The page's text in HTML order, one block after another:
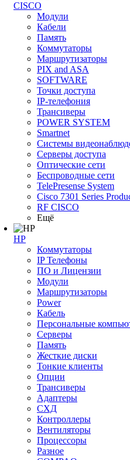
CISCO
Модули
Кабели
Память
Коммутаторы
Маршрутизаторы
PIX and ASA
SOFTWARE
Точки доступа
IP-телефония
Трансиверы
POWER SYSTEM
Smartnet
Системы
Серверы доступа
Оптические сети
Беспроводные сети
TelePresense System
Cisco 7301 Series
RF CISCO
Ещё
HP
Коммутаторы
IP Телефоны
ПО и Лицензии
Модули
Маршрутизаторы
Power
Кабель
Персональные
Серверы
Память
Жесткие диски
Тонкие клиенты
Опции
Трансиверы
Адаптеры
СХД
Контроллеры
Вентиляторы
Процессоры
Разное